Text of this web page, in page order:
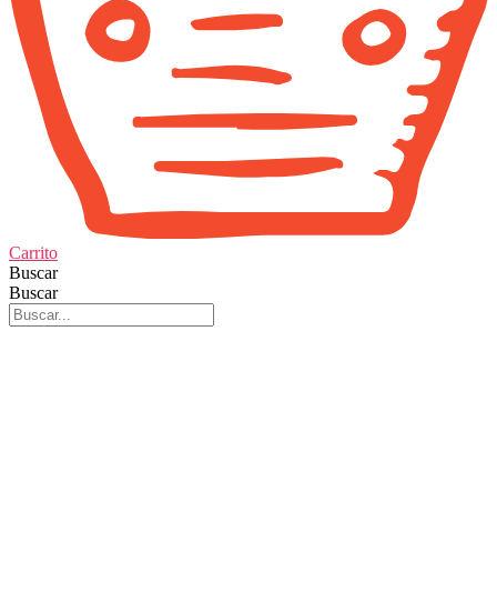
Carrito
Buscar
Buscar